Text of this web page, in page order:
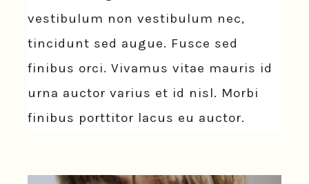
vestibulum non vestibulum nec,
tincidunt sed augue. Fusce sed
finibus orci. Vivamus vitae mauris id
urna auctor varius et id nisl. Morbi
finibus porttitor lacus eu auctor.